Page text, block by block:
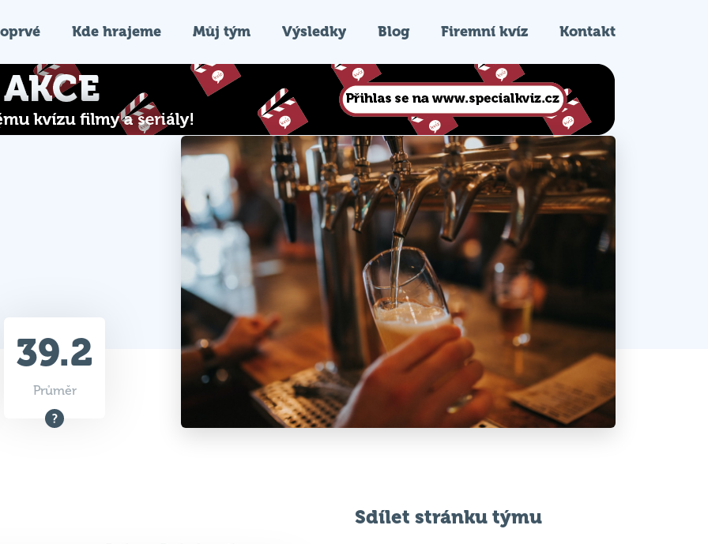
Kde hrajeme Můj tým Výsledky Blog Firemní kvíz Kontakt